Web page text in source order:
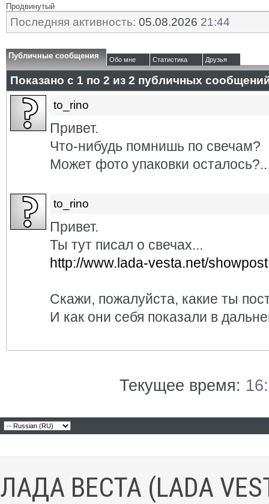
Продвинутый
Последняя активность: 05.08.2026 21:44
Публичные сообщения Обо мне Статистика Друзья
Показано с 1 по 2 из 2 публичных
to_rino
Привет.
Что-нибудь помнишь по свечам?
Может фото упаковки осталось?..
to_rino
Привет.
Ты тут писал о свечах...
http://www.lada-vesta.net/
Скажи, пожалуйста, какие ты
И как они себя показали в
Текущее время:
ЛАДА ВЕСТА (LADA